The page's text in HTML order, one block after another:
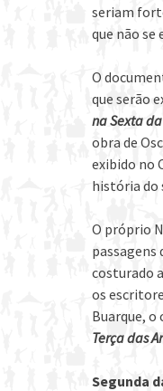
seriam
que não se
O
que serão
na Sexta
obra de
exibido no
história do
O próprio
passagens
costurado
os
Buarque,
Terça das
Segunda